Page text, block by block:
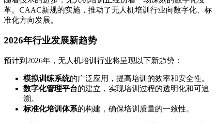
革。CAAC新规的实施，推动了无人机培训行业向数字化、标
准化方向发展。
2026年行业发展新趋势
预计到2026年，无人机培训行业将呈现以下新趋势：
模拟训练系统的广泛应用，提高培训的效率和安全性。
数字化管理平台的建立，实现培训过程的透明化和可追
溯。
标准化培训体系的构建，确保培训质量的一致性。